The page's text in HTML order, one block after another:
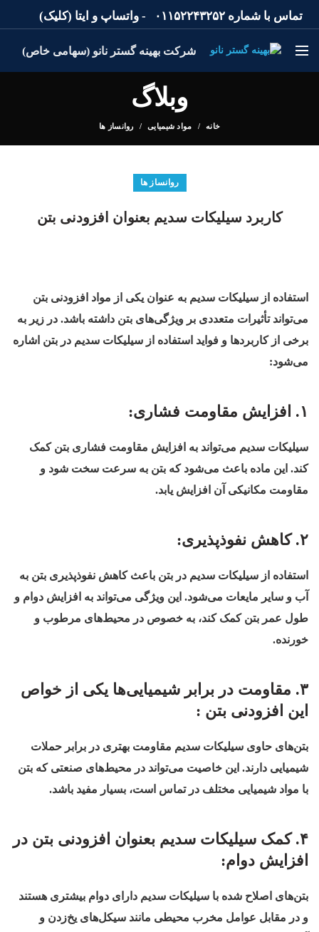
تماس با شماره ۰۱۱۵۲۲۴۳۲۵۲ - واتساپ و ایتا (کلیک)
شرکت بهینه گستر نانو (سهامی خاص)
وبلاگ
خانه مواد شیمیایی روانساز ها
روانساز ها
کاربرد سیلیکات سدیم بعنوان افزودنی بتن
استفاده از سیلیکات سدیم به عنوان یکی از مواد افزودنی بتن
می‌تواند تأثیرات متعددی بر ویژگی‌های بتن داشته باشد. در زیر به
برخی از کاربردها و فواید استفاده از سیلیکات سدیم در بتن اشاره
می‌شود:
۱. افزایش مقاومت فشاری:
سیلیکات سدیم می‌تواند به افزایش مقاومت فشاری بتن کمک
کند. این ماده باعث می‌شود که بتن به سرعت سخت شود و
مقاومت مکانیکی آن افزایش یابد.
۲. کاهش نفوذپذیری:
استفاده از سیلیکات سدیم در بتن باعث کاهش نفوذپذیری بتن به
آب و سایر مایعات می‌شود. این ویژگی می‌تواند به افزایش دوام و
طول عمر بتن کمک کند، به خصوص در محیط‌های مرطوب و
خورنده.
۳. مقاومت در برابر شیمیایی‌ها یکی از خواص
این افزودنی بتن :
بتن‌های حاوی سیلیکات سدیم مقاومت بهتری در برابر حملات
شیمیایی دارند. این خاصیت می‌تواند در محیط‌های صنعتی که بتن
با مواد شیمیایی مختلف در تماس است، بسیار مفید باشد.
۴. کمک سیلیکات سدیم بعنوان افزودنی بتن در
افزایش دوام:
بتن‌های اصلاح شده با سیلیکات سدیم دارای دوام بیشتری هستند
و در مقابل عوامل مخرب محیطی مانند سیکل‌های یخ‌زدن و